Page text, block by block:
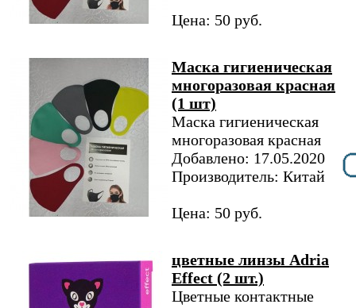
Цена: 50 руб.
Маска гигиеническая
многоразовая красная
(1 шт)
Маска гигиеническая
многоразовая красная
Добавлено: 17.05.2020
Производитель: Китай
Цена: 50 руб.
цветные линзы Adria
Effect (2 шт.)
Цветные контактные